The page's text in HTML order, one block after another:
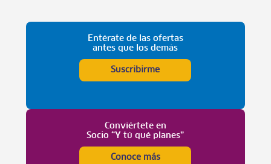
Entérate de las ofertas
antes que los demás
Suscribirme
Conviértete en
Socio “Y tú qué planes”
Conoce más